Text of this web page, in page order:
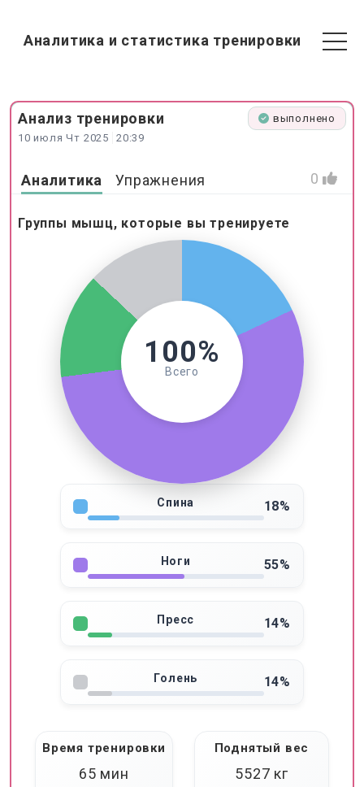
Аналитика и статистика тренировки
Анализ тренировки
10 июля Чт 2025 20:39
выполнено
Аналитика Упражнения 0
Группы мышц, которые вы тренируете
100%
Всего
Спина 18%
Ноги 55%
Пресс 14%
Голень 14%
Время тренировки
65 мин
Поднятый вес
5527 кг